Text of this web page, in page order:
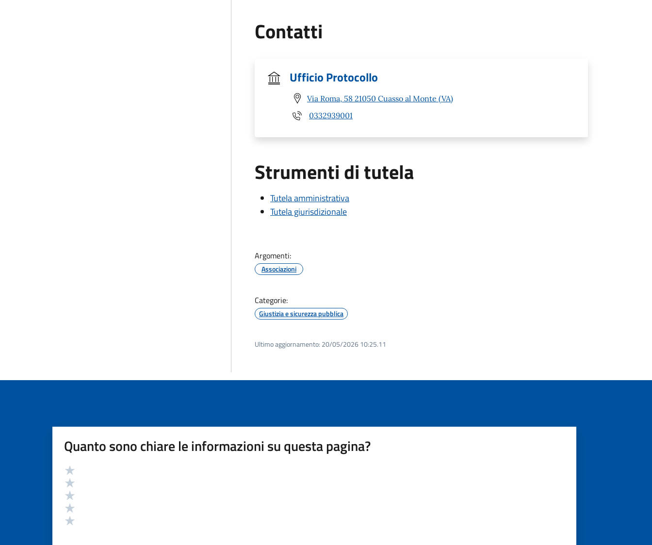
Contatti
Ufficio Protocollo
Via Roma, 58 21050 Cuasso al Monte (VA)
0332939001
Strumenti di tutela
Tutela amministrativa
Tutela giurisdizionale
Argomenti:
Associazioni
Categorie:
Giustizia e sicurezza pubblica
Ultimo aggiornamento: 20/05/2026 10:25.11
Quanto sono chiare le informazioni su questa pagina?
Valutazione